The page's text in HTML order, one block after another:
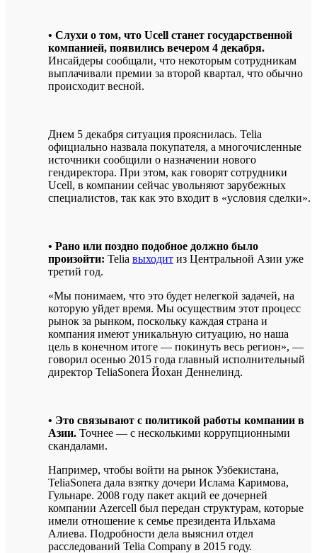
• Слухи о том, что Ucell станет государственной
компанией, появились вечером 4 декабря.
Инсайдеры сообщали, что некоторым сотрудникам
выплачивали премии за второй квартал, что обычно
происходит весной.
Днем 5 декабря ситуация прояснилась. Telia
официально назвала покупателя, а многочисленные
источники сообщили о назначении нового
гендиректора. При этом, как говорят сотрудники
Ucell, в компании сейчас увольняют зарубежных
специалистов, так как это входит в «условия сделки».
• Рано или поздно подобное должно было
произойти: Telia выходит из Центральной Азии уже
третий год.
«Мы понимаем, что это будет нелегкой задачей, на
которую уйдет время. Мы осуществим этот процесс
рынок за рынком, поскольку каждая страна и
компания имеют уникальную ситуацию, но наша
цель в конечном итоге — покинуть весь регион», —
говорил осенью 2015 года главный исполнительный
директор TeliaSonera Йохан Деннелинд.
• Это связывают с политикой работы компании в
Азии. Точнее — с несколькими коррупционными
скандалами.
Например, чтобы войти на рынок Узбекистана,
TeliaSonera дала взятку дочери Ислама Каримова,
Гульнаре. 2008 году пакет акций ее дочерней
компании Azercell был передан структурам, которые
имели отношение к семье президента Ильхама
Алиева. Подробности дела выяснил отдел
расследований Telia Company в 2015 году.